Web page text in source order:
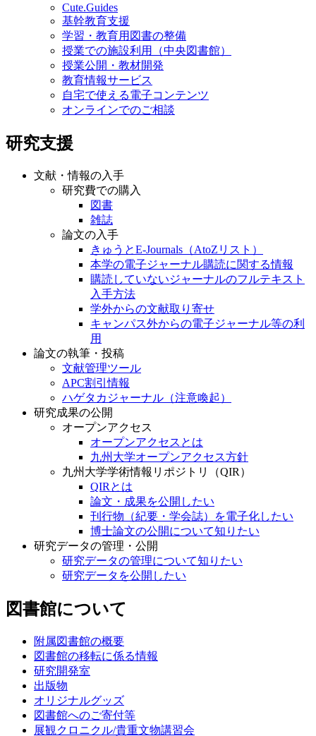
Cute.Guides
基幹教育支援
学習・教育用図書の整備
授業での施設利用（中央図書館）
授業公開・教材開発
教育情報サービス
自宅で使える電子コンテンツ
オンラインでのご相談
研究支援
文献・情報の入手
研究費での購入
図書
雑誌
論文の入手
きゅうとE-Journals（AtoZリスト）
本学の電子ジャーナル購読に関する情報
購読していないジャーナルのフルテキスト
入手方法
学外からの文献取り寄せ
キャンパス外からの電子ジャーナル等の利
用
論文の執筆・投稿
文献管理ツール
APC割引情報
ハゲタカジャーナル（注意喚起）
研究成果の公開
オープンアクセス
オープンアクセスとは
九州大学オープンアクセス方針
九州大学学術情報リポジトリ（QIR）
QIRとは
論文・成果を公開したい
刊行物（紀要・学会誌）を電子化したい
博士論文の公開について知りたい
研究データの管理・公開
研究データの管理について知りたい
研究データを公開したい
図書館について
附属図書館の概要
図書館の移転に係る情報
研究開発室
出版物
オリジナルグッズ
図書館へのご寄付等
展観クロニクル/貴重文物講習会